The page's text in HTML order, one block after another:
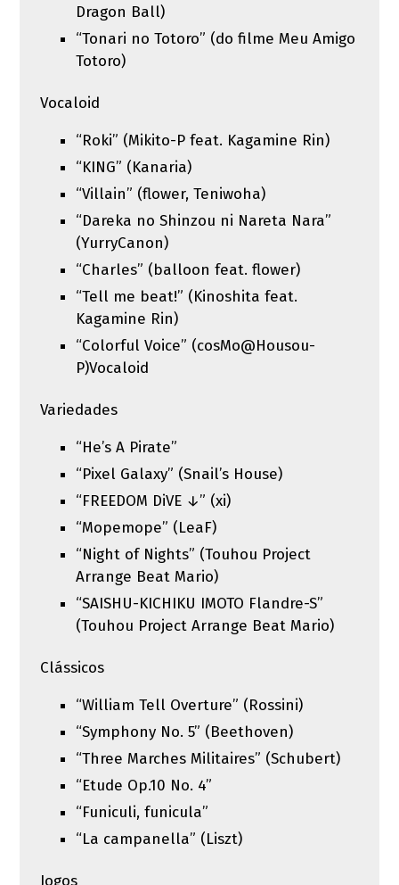
Dragon Ball)
“Tonari no Totoro” (do filme Meu Amigo
Totoro)
Vocaloid
“Roki” (Mikito-P feat. Kagamine Rin)
“KING” (Kanaria)
“Villain” (flower, Teniwoha)
“Dareka no Shinzou ni Nareta Nara”
(YurryCanon)
“Charles” (balloon feat. flower)
“Tell me beat!” (Kinoshita feat.
Kagamine Rin)
“Colorful Voice” (cosMo@Housou-
P)Vocaloid
Variedades
“He’s A Pirate”
“Pixel Galaxy” (Snail’s House)
“FREEDOM DiVE ↓” (xi)
“Mopemope” (LeaF)
“Night of Nights” (Touhou Project
Arrange Beat Mario)
“SAISHU-KICHIKU IMOTO Flandre-S”
(Touhou Project Arrange Beat Mario)
Clássicos
“William Tell Overture” (Rossini)
“Symphony No. 5” (Beethoven)
“Three Marches Militaires” (Schubert)
“Etude Op.10 No. 4”
“Funiculi, funicula”
“La campanella” (Liszt)
Jogos